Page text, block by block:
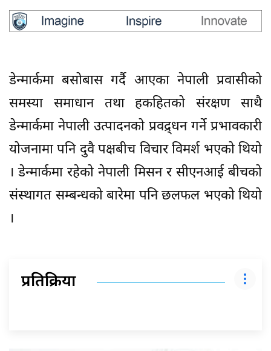
डेन्मार्कमा बसोबास गर्दै आएका नेपाली प्रवासीको
समस्या समाधान तथा हकहितको संरक्षण साथै
डेन्मार्कमा नेपाली उत्पादनको प्रवद्र्धन गर्ने प्रभावकारी
योजनामा पनि दुवै पक्षबीच विचार विमर्श भएको थियो
। डेन्मार्कमा रहेको नेपाली मिसन र सीएनआई बीचको
संस्थागत सम्बन्धको बारेमा पनि छलफल भएको थियो
।
प्रतिक्रिया